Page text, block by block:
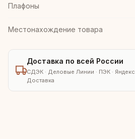
Плафоны
Местонахождение товара
Доставка по всей России
СДЭК · Деловые Линии · ПЭК · Яндекс
Доставка